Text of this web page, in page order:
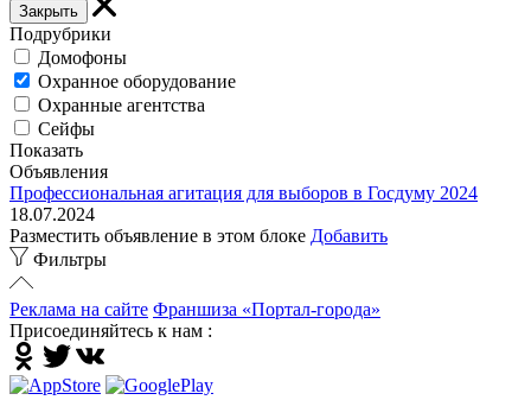
Закрыть
Подрубрики
Домофоны
Охранное оборудование
Охранные агентства
Сейфы
Показать
Объявления
Профессиональная агитация для выборов в Госдуму 2024
18.07.2024
Разместить объявление в этом блоке Добавить
Фильтры
Реклама на сайте Франшиза «Портал-города»
Присоединяйтесь к нам :